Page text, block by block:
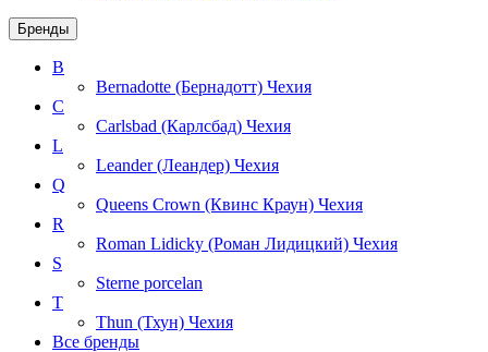
Бренды
B
Bernadotte (Бернадотт) Чехия
C
Carlsbad (Карлсбад) Чехия
L
Leander (Леандер) Чехия
Q
Queens Crown (Квинс Краун) Чехия
R
Roman Lidicky (Роман Лидицкий) Чехия
S
Sterne porcelan
T
Thun (Тхун) Чехия
Все бренды